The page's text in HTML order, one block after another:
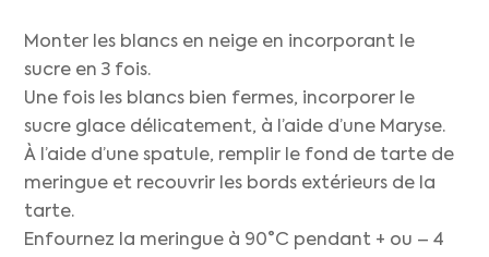
Monter les blancs en neige en incorporant le
sucre en 3 fois.
Une fois les blancs bien fermes, incorporer le
sucre glace délicatement, à l’aide d’une Maryse.
À l’aide d’une spatule, remplir le fond de tarte de
meringue et recouvrir les bords extérieurs de la
tarte.
Enfournez la meringue à 90°C pendant + ou – 4